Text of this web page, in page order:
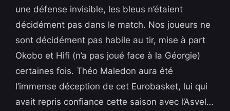
une défense invisible, les bleus n’étaient
décidément pas dans le match. Nos joueurs ne
sont décidément pas habile au tir, mise à part
Okobo et Hifi (n’a pas joué face à la Géorgie)
certaines fois. Théo Maledon aura été
l’immense déception de cet Eurobasket, lui qui
avait repris confiance cette saison avec l’Asvel…